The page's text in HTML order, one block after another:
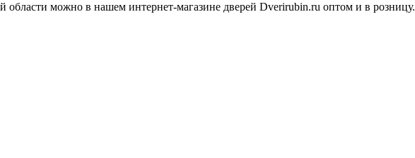
можно в нашем интернет-магазине дверей Dverirubin.ru оптом и в розницу.